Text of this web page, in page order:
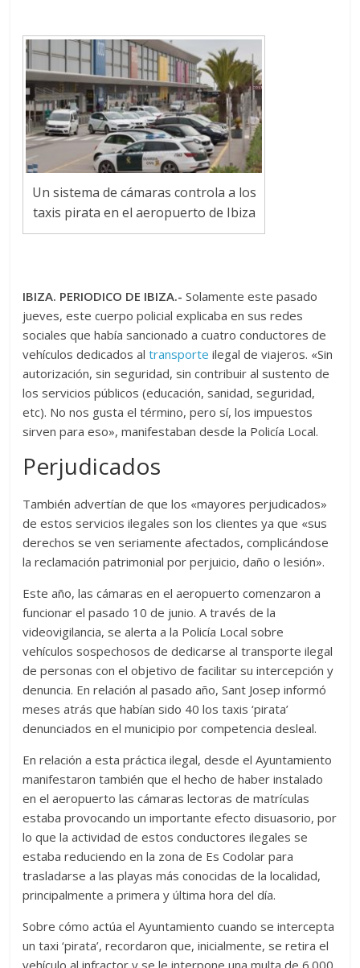
Un sistema de cámaras controla a los
taxis pirata en el aeropuerto de Ibiza
IBIZA. PERIODICO DE IBIZA.- Solamente este pasado
jueves, este cuerpo policial explicaba en sus redes
sociales que había sancionado a cuatro conductores de
vehículos dedicados altransporte ilegal de viajeros. «Sin
autorización, sin seguridad, sin contribuir al sustento de
los servicios públicos (educación, sanidad, seguridad,
etc). No nos gusta el término, pero sí, los impuestos
sirven para eso», manifestaban desde la Policía Local.
Perjudicados
También advertían de que los «mayores perjudicados»
de estos servicios ilegales son los clientes ya que «sus
derechos se ven seriamente afectados, complicándose
la reclamación patrimonial por perjuicio, daño o lesión».
Este año, las cámaras en el aeropuerto comenzaron a
funcionar el pasado 10 de junio. A través de la
videovigilancia, se alerta a la Policía Local sobre
vehículos sospechosos de dedicarse al transporte ilegal
de personas con el objetivo de facilitar su intercepción y
denuncia. En relación al pasado año, Sant Josep informó
meses atrás que habían sido 40 los taxis ‘pirata’
denunciados en el municipio por competencia desleal.
En relación a esta práctica ilegal, desde el Ayuntamiento
manifestaron también que el hecho de haber instalado
en el aeropuerto las cámaras lectoras de matrículas
estaba provocando un importante efecto disuasorio, por
lo que la actividad de estos conductores ilegales se
estaba reduciendo en la zona de Es Codolar para
trasladarse a las playas más conocidas de la localidad,
principalmente a primera y última hora del día.
Sobre cómo actúa el Ayuntamiento cuando se intercepta
un taxi ‘pirata’, recordaron que, inicialmente, se retira el